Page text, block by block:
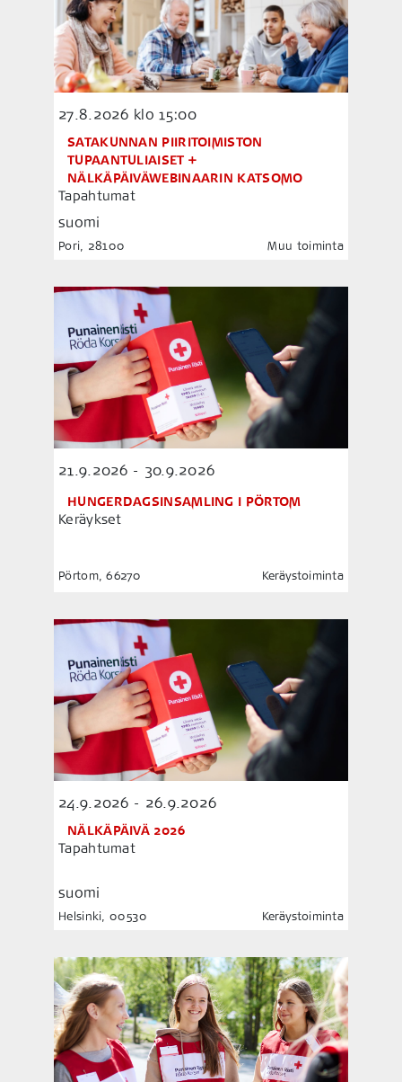
27.8.2026 klo 15:00
SATAKUNNAN PIIRITOIMISTON
TUPAANTULIAISET +
NÄLKÄPÄIVÄWEBINAARIN KATSOMO
Tapahtumat
suomi
Pori, 28100 Muu toiminta
21.9.2026 - 30.9.2026
HUNGERDAGSINSAMLING I PÖRTOM
Keräykset
Pörtom, 66270 Keräystoiminta
24.9.2026 - 26.9.2026
NÄLKÄPÄIVÄ 2026
Tapahtumat
suomi
Helsinki, 00530 Keräystoiminta